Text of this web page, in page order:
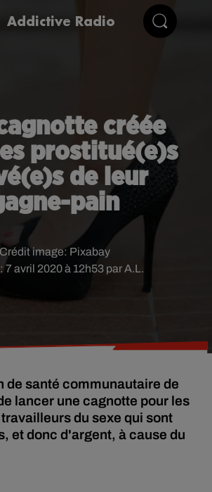
Addictive Radio
créée
prostitué(e)s
de leur
pain
7 avril 2020 à 12h53 par A.L.
Crédit image: Pixabay
de santé communautaire de
lancer une cagnotte pour les
du sexe qui sont
et donc d'argent, à cause du